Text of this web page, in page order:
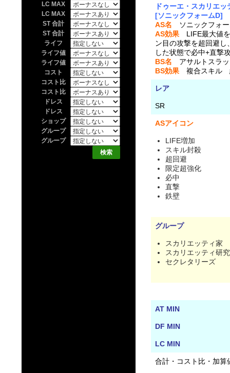
ドゥーエ・スカリエッ
[ソニックフォームD]
AS名 ソニックフォ
AS効果 LIFE最大値を
ン目の攻撃を超回避
した状態で必中+直撃
BS名 アサルトスラ
BS効果 複合スキル
レア
SR
ASアイコン
LIFE増加
スキル封殺
超回避
限定超強化
必中
直撃
鉄壁
グループ
スカリエッティ家
スカリエッティ研
セクレタリーズ
AT MIN
DF MIN
LC MIN
合計・コスト比・加算
LC MAX
LC MAX
ST 合計
ST 合計
ライフ
ライフ値
ライフ値
コスト
コスト比
コスト比
ドレス
ドレス
ショップ
グループ
グループ